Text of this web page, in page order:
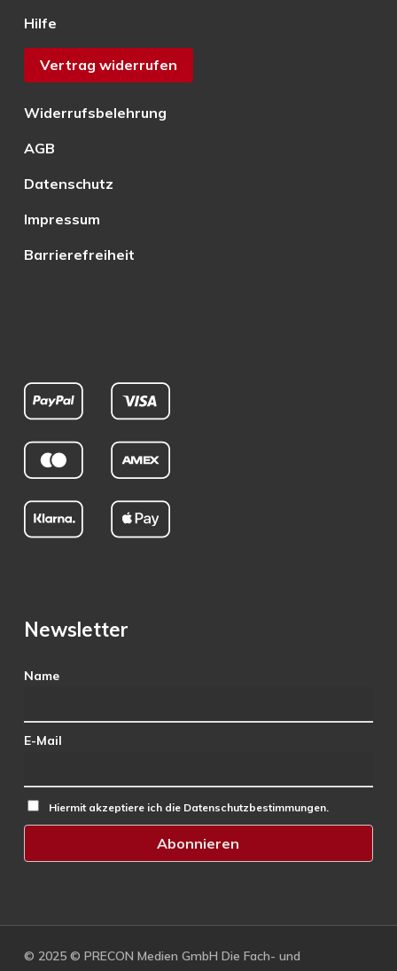
Hilfe
Vertrag widerrufen
Widerrufsbelehrung
AGB
Datenschutz
Impressum
Barrierefreiheit
Newsletter
Name
E-Mail
Hiermit akzeptiere ich die Datenschutzbestimmungen.
© 2025 © PRECON Medien GmbH Die Fach- und